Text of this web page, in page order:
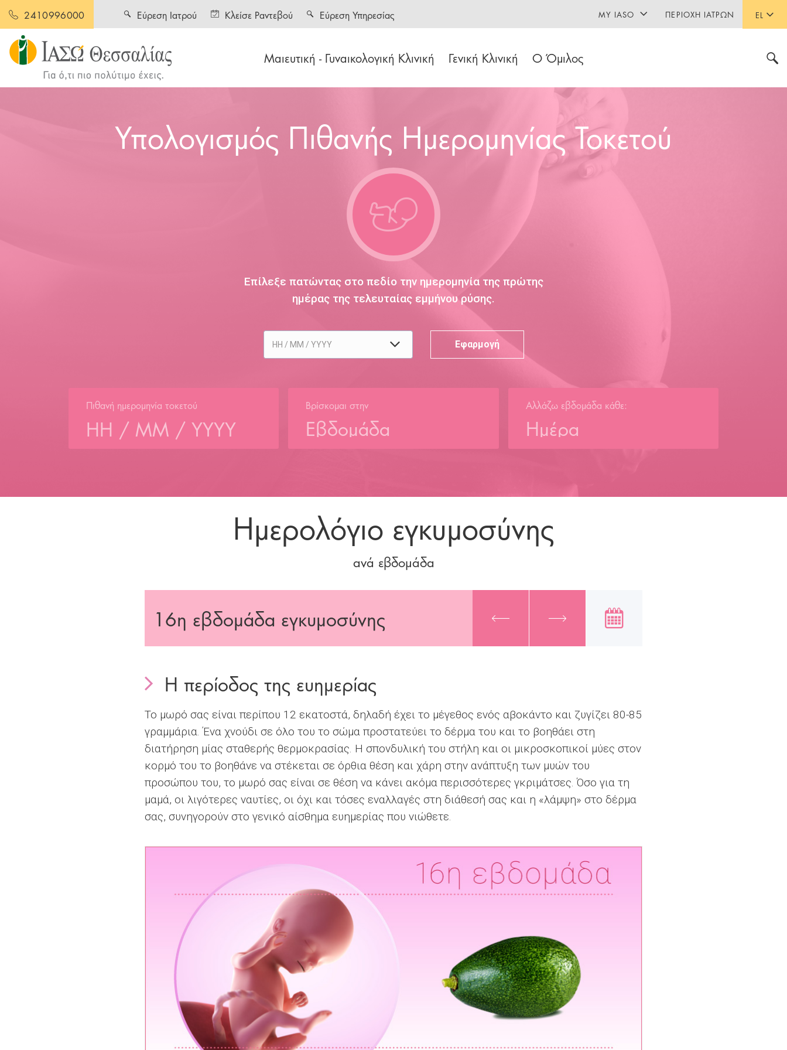
2410996000 EL
Μαιευτική - Γυναικολογική Κλινική Γενική Κλινική Ο Όμιλος
Εύρεση Ιατρού Κλείσε Ραντεβού Εύρεση Υπηρεσίας MY IASO ΠΕΡΙΟΧΉ ΙΑΤΡΏΝ
Υπολογισμός Πιθανής Ημερομηνίας Τοκετού
Επίλεξε πατώντας στο πεδίο την ημερομηνία της πρώτης
ημέρας της τελευταίας εμμήνου ρύσης.
Πιθανή ημερομηνία τοκετού Βρίσκομαι στην
Εβδομάδα
Αλλάζω εβδομάδα κάθε:
Ημέρα
Ημερολόγιο εγκυμοσύνης
ανά εβδομάδα
16η εβδομάδα εγκυμοσύνης
Η περίοδος της ευημερίας
Το μωρό σας είναι περίπου 12 εκατοστά, δηλαδή έχει το μέγεθος ενός αβοκάντο και ζυγίζει 80-85
γραμμάρια. Ένα χνούδι σε όλο του το σώμα προστατεύει το δέρμα του και το βοηθάει στη
διατήρηση μίας σταθερής θερμοκρασίας. Η σπονδυλική του στήλη και οι μικροσκοπικοί μύες στον
κορμό του το βοηθάνε να στέκεται σε όρθια θέση και χάρη στην ανάπτυξη των μυών του
προσώπου του, το μωρό σας είναι σε θέση να κάνει ακόμα περισσότερες γκριμάτσες. Όσο για τη
μαμά, οι λιγότερες ναυτίες, οι όχι και τόσες εναλλαγές στη διάθεσή σας και η «λάμψη» στο δέρμα
σας, συνηγορούν στο γενικό αίσθημα ευημερίας που νιώθετε.